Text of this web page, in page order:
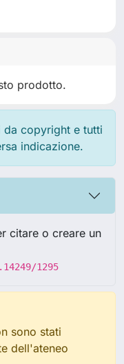
prodotto.
da copyright e tutti
indicazione.
citare o creare un
1295
sono stati
dell'ateneo